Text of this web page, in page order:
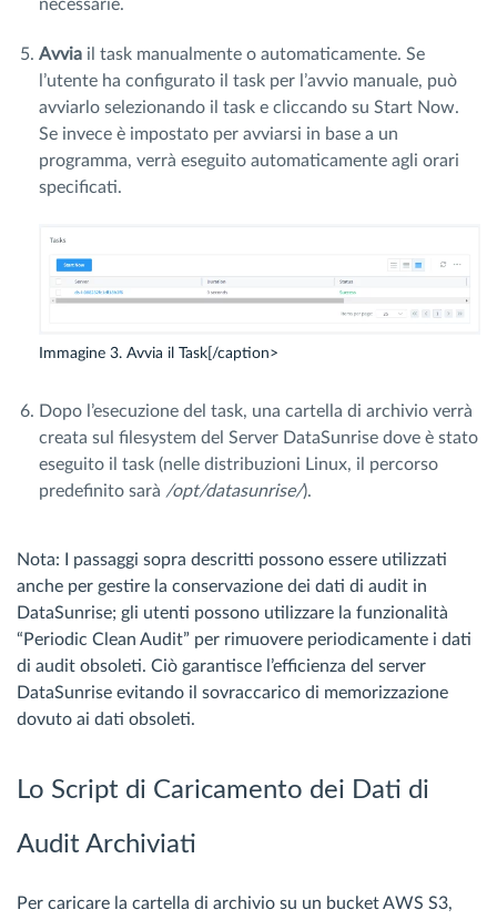
necessarie.
Avvia il task manualmente o automaticamente. Se
l’utente ha configurato il task per l’avvio manuale, può
avviarlo selezionando il task e cliccando su Start Now.
Se invece è impostato per avviarsi in base a un
programma, verrà eseguito automaticamente agli orari
specificati.
Immagine 3. Avvia il Task[/caption>
Dopo l’esecuzione del task, una cartella di archivio verrà
creata sul filesystem del Server DataSunrise dove è stato
eseguito il task (nelle distribuzioni Linux, il percorso
predefinito sarà /opt/datasunrise/).
Nota: I passaggi sopra descritti possono essere utilizzati
anche per gestire la conservazione dei dati di audit in
DataSunrise; gli utenti possono utilizzare la funzionalità
“Periodic Clean Audit” per rimuovere periodicamente i dati
di audit obsoleti. Ciò garantisce l’efficienza del server
DataSunrise evitando il sovraccarico di memorizzazione
dovuto ai dati obsoleti.
Lo Script di Caricamento dei Dati di
Audit Archiviati
Per caricare la cartella di archivio su un bucket AWS S3,